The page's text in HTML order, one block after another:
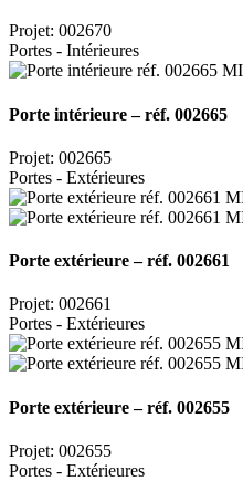
Projet: 002670
Portes - Intérieures
Porte intérieure – réf. 002665
Projet: 002665
Portes - Extérieures
Porte extérieure – réf. 002661
Projet: 002661
Portes - Extérieures
Porte extérieure – réf. 002655
Projet: 002655
Portes - Extérieures